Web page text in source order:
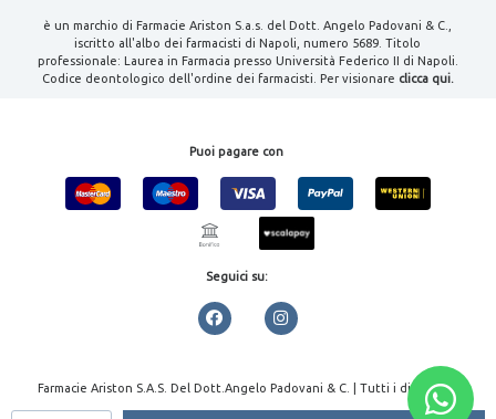
è un marchio di Farmacie Ariston S.a.s. del Dott. Angelo Padovani & C.,
iscritto all'albo dei farmacisti di Napoli, numero 5689. Titolo
professionale: Laurea in Farmacia presso Università Federico II di Napoli.
Codice deontologico dell'ordine dei farmacisti. Per visionare clicca qui.
Puoi pagare con
Seguici su:
Farmacie Ariston S.A.S. Del Dott.Angelo Padovani & C. | Tutti i diritti